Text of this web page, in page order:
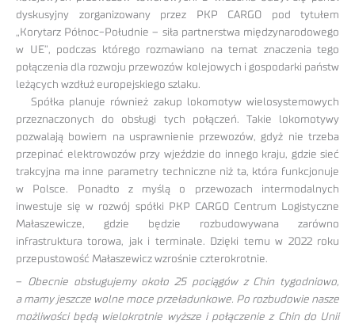
dyskusyjny zorganizowany przez PKP CARGO pod tytułem
„Korytarz Północ-Południe – siła partnerstwa międzynarodowego
w UE”, podczas którego rozmawiano na temat znaczenia tego
połączenia dla rozwoju przewozów kolejowych i gospodarki państw
leżących wzdłuż europejskiego szlaku.
Spółka planuje również zakup lokomotyw wielosystemowych
przeznaczonych do obsługi tych połączeń. Takie lokomotywy
pozwalają bowiem na usprawnienie przewozów, gdyż nie trzeba
przepinać elektrowozów przy wjeździe do innego kraju, gdzie sieć
trakcyjna ma inne parametry techniczne niż ta, która funkcjonuje
w Polsce. Ponadto z myślą o przewozach intermodalnych
inwestuje się w rozwój spółki PKP CARGO Centrum Logistyczne
Małaszewicze, gdzie będzie rozbudowywana zarówno
infrastruktura torowa, jak i terminale. Dzięki temu w 2022 roku
przepustowość Małaszewicz wzrośnie czterokrotnie.
– Obecnie obsługujemy około 25 pociągów z Chin tygodniowo,
a mamy jeszcze wolne moce przeładunkowe. Po rozbudowie nasze
możliwości będą wielokrotnie wyższe i połączenie z Chin do Unii